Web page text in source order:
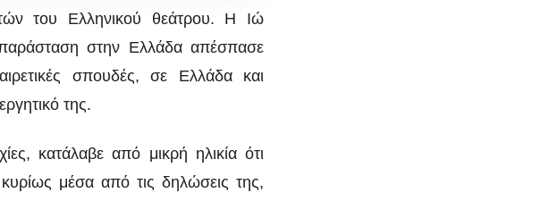
του Ελληνικού θεάτρου. Η Ιώ
στην Ελλάδα απέσπασε
σπουδές, σε Ελλάδα και
της.
κατάλαβε από μικρή ηλικία ότι
μέσα από τις δηλώσεις της,